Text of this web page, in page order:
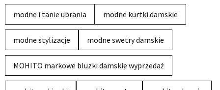
modne i tanie ubrania modne kurtki damskie
modne stylizacje modne swetry damskie
MOHITO markowe bluzki damskie wyprzedaż